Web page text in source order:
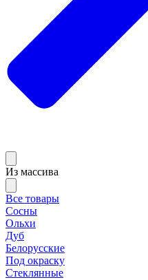
Из массива
Все товары
Сосны
Ольхи
Дуб
Белорусские
Под окраску
Стеклянные